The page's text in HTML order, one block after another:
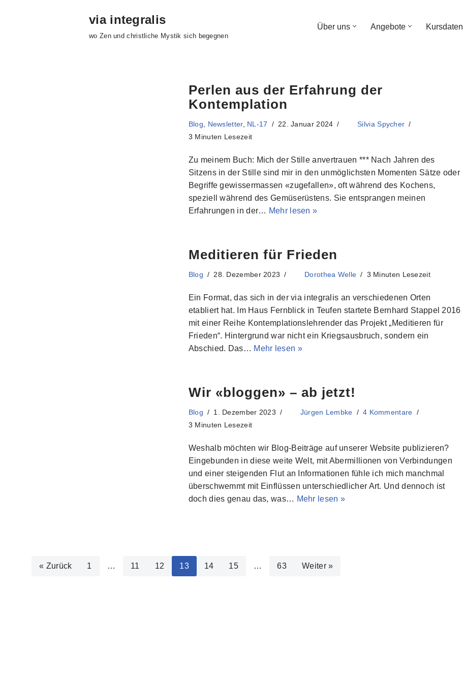
via integralis
wo Zen und christliche Mystik sich begegnen
Über uns Angebote Kursdaten
Perlen aus der Erfahrung der
Kontemplation
Blog Newsletter, NL-17 22. Januar 2024
Silvia Spycher
3 Minuten Lesezeit
Zu meinem Buch: Mich der Stille anvertrauen *** Nach Jahren des
Sitzens in der Stille sind mir in den unmöglichsten Momenten Sätze oder
Begriffe gewissermassen «zugefallen», oft während des Kochens,
speziell während des Gemüserüstens. Sie entsprangen meinen
Erfahrungen in der… Mehr lesen »
Meditieren für Frieden
Blog 28. Dezember 2023 Dorothea Welle 3 Minuten Lesezeit
Ein Format, das sich in der via integralis an verschiedenen Orten
etabliert hat. Im Haus Fernblick in Teufen startete Bernhard Stappel 2016
mit einer Reihe Kontemplationslehrender das Projekt „Meditieren für
Frieden“. Hintergrund war nicht ein Kriegsausbruch, sondern ein
Abschied. Das… Mehr lesen »
Wir «bloggen» – ab jetzt!
Blog 1. Dezember 2023 Jürgen Lembke
4 Kommentare
3 Minuten Lesezeit
Weshalb möchten wir Blog-Beiträge auf unserer Website publizieren?
Eingebunden in diese weite Welt, mit Abermillionen von Verbindungen
und einer steigenden Flut an Informationen fühle ich mich manchmal
überschwemmt mit Einflüssen unterschiedlicher Art. Und dennoch ist
doch dies genau das, was… Mehr lesen »
« Zurück 1 … 11 12 13 14 15 … 63 Weiter »